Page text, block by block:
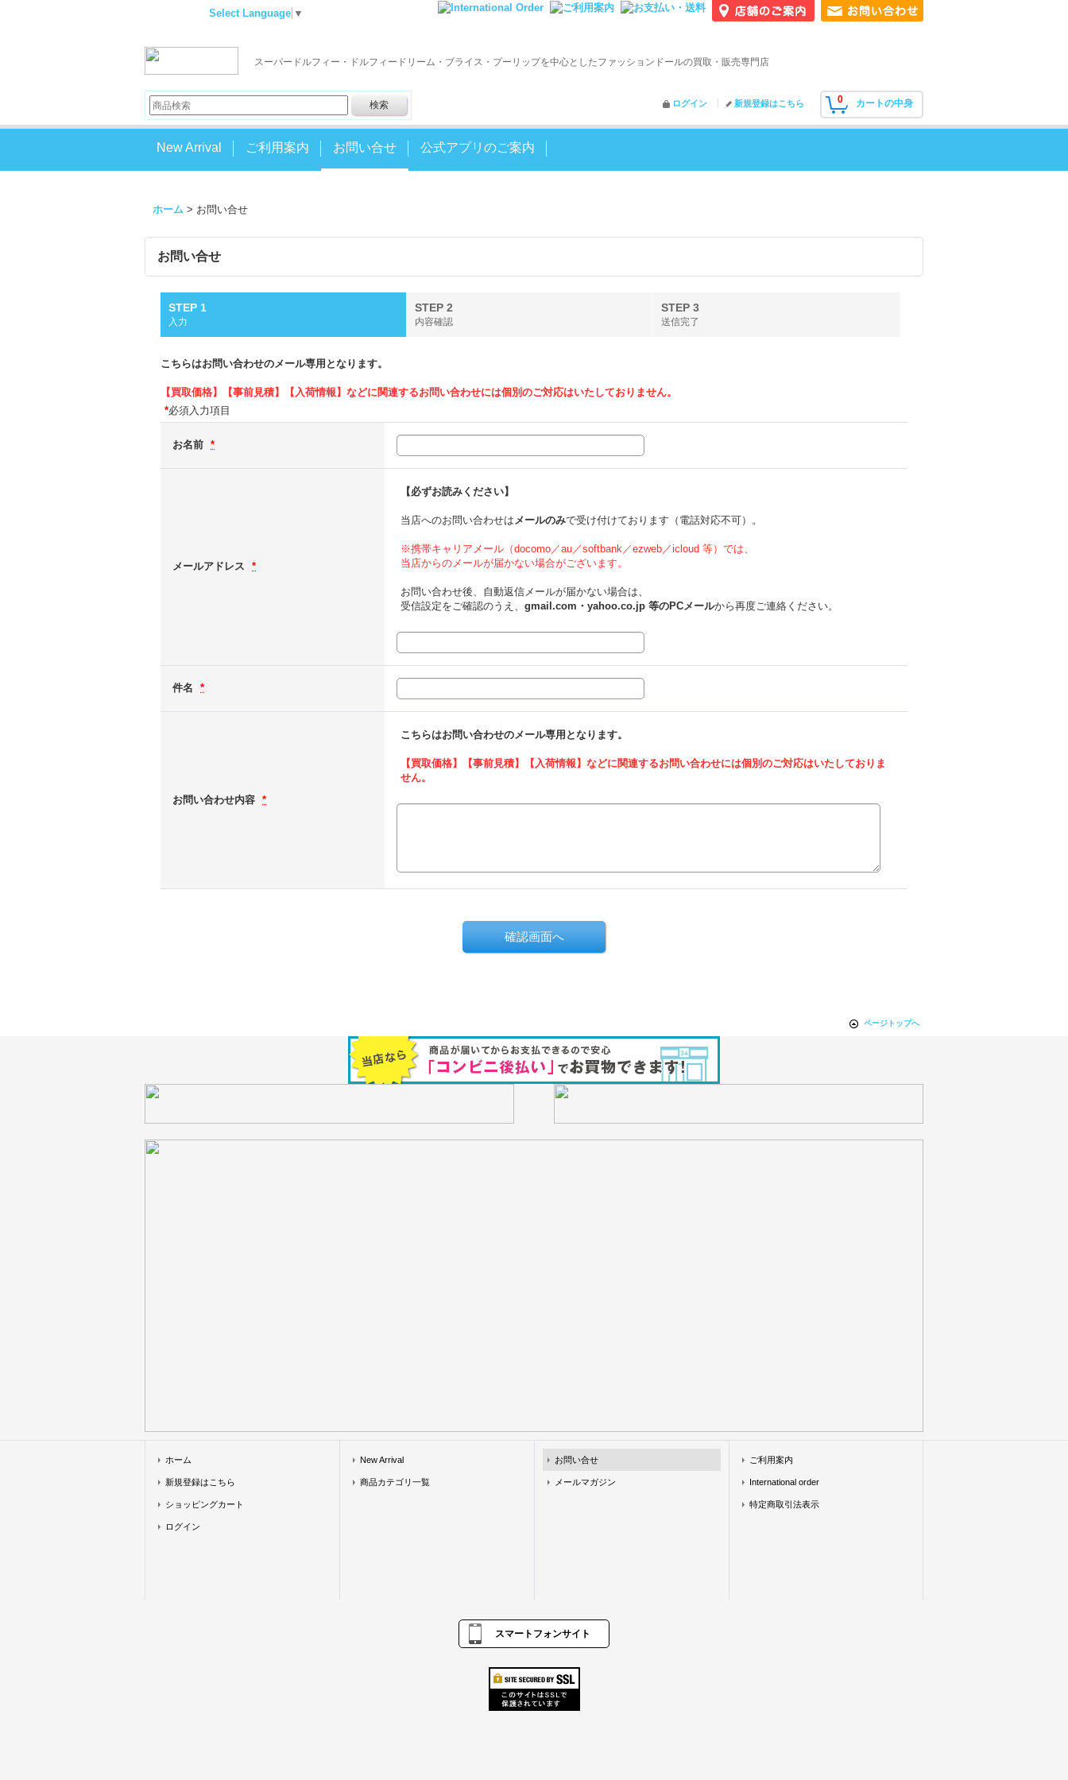
Select Language ▼
スーパードルフィー・ドルフィードリーム・ブライス・プーリップを中心としたファッションドールの買取・販売専門店
0 カートの中身
ログイン 新規登録はこちら
New Arrival ご利用案内 お問い合せ 公式アプリのご案内
ホーム > お問い合せ
お問い合せ
STEP 1
入力
STEP 2
内容確認
STEP 3
送信完了
こちらはお問い合わせのメール専用となります。
【買取価格】【事前見積】【入荷情報】などに関連するお問い合わせには個別のご対応はいたしておりません。
*必須入力項目
お名前 *
メールアドレス *
【必ずお読みください】
当店へのお問い合わせはメールのみで受け付けております（電話対応不可）。
※携帯キャリアメール（docomo／au／softbank／ezweb／icloud 等）では、
当店からのメールが届かない場合がございます。
お問い合わせ後、自動返信メールが届かない場合は、
受信設定をご確認のうえ、 gmail.com・yahoo.co.jp 等のPCメールから再度ご連絡ください。
件名 *
お問い合わせ内容 *
こちらはお問い合わせのメール専用となります。
【買取価格】【事前見積】【入荷情報】などに関連するお問い合わせには個別のご対応はいたしておりま
せん。
ページトップへ
ホーム
新規登録はこちら
ショッピングカート
ログイン
New Arrival
商品カテゴリ一覧
お問い合せ
メールマガジン
ご利用案内
International order
特定商取引法表示
スマートフォンサイト